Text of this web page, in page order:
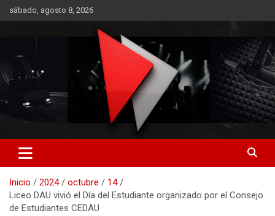
Saltar
al
sábado, agosto 8, 2026
RO CONTENIDOS
Inicio 2024 octubre
14
Liceo DAU vivió el Día del Estudiante organizado por el Consejo
de Estudiantes CEDAU